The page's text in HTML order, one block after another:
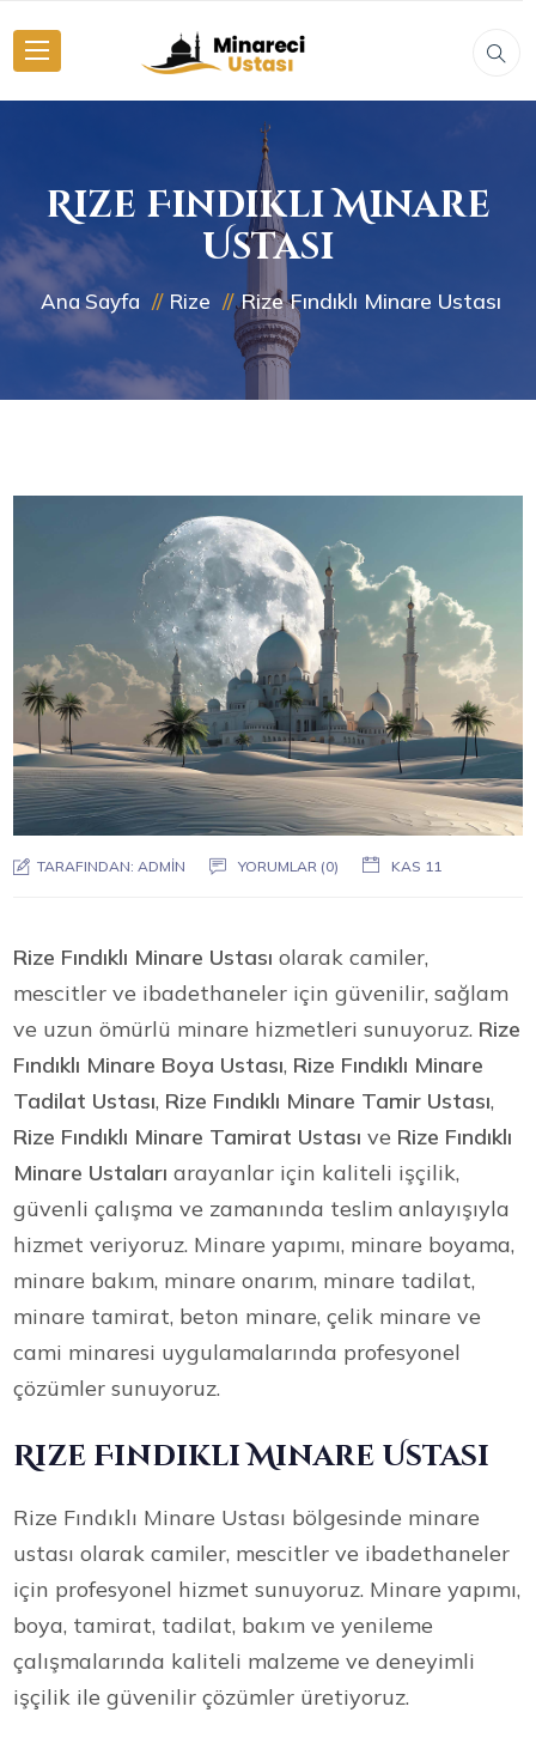
Rize Fındıklı Minare
Ustası
Ana Sayfa Rize Rize Fındıklı Minare Ustası
TARAFINDAN: ADMIN YORUMLAR (0) KAS 11
Rize Fındıklı Minare Ustası olarak camiler,
mescitler ve ibadethaneler için güvenilir, sağlam
ve uzun ömürlü minare hizmetleri sunuyoruz. Rize
Fındıklı Minare Boya Ustası, Rize Fındıklı Minare
Tadilat Ustası, Rize Fındıklı Minare Tamir Ustası,
Rize Fındıklı Minare Tamirat Ustası ve Rize Fındıklı
Minare Ustaları arayanlar için kaliteli işçilik,
güvenli çalışma ve zamanında teslim anlayışıyla
hizmet veriyoruz. Minare yapımı, minare boyama,
minare bakım, minare onarım, minare tadilat,
minare tamirat, beton minare, çelik minare ve
cami minaresi uygulamalarında profesyonel
çözümler sunuyoruz.
Rize Fındıklı Minare Ustası
Rize Fındıklı Minare Ustası bölgesinde minare
ustası olarak camiler, mescitler ve ibadethaneler
için profesyonel hizmet sunuyoruz. Minare yapımı,
boya, tamirat, tadilat, bakım ve yenileme
çalışmalarında kaliteli malzeme ve deneyimli
işçilik ile güvenilir çözümler üretiyoruz.